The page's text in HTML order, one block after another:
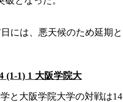
には、悪天候のため延期
(1-1) 1 大阪学院大
と大阪学院大学の対戦は